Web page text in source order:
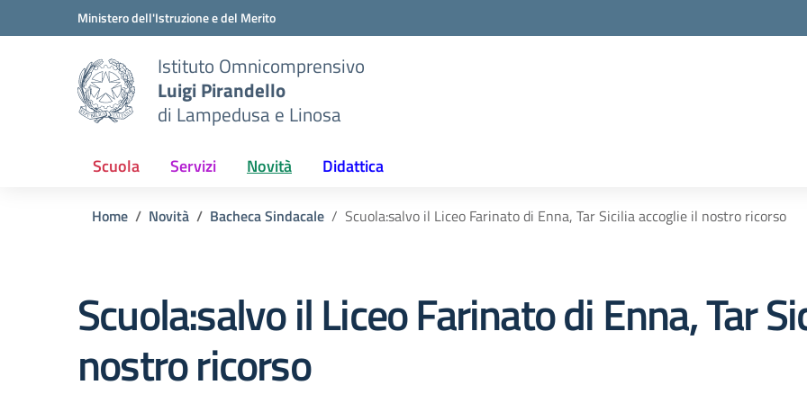
Vai ai contenuti
Vai al menu di navigazioneMinistero dell'Istruzione e del Merito
Istituto Omnicomprensivo
Luigi Pirandello
di Lampedusa e Linosa
Scuola Servizi Novità Didattica
Home Novità Bacheca Sindacale Scuola:salvo il Liceo Farinato di Enna, Tar Sicilia accoglie il nostro ricorso
Scuola:salvo il Liceo Farinato di Enna, Tar
nostro ricorso